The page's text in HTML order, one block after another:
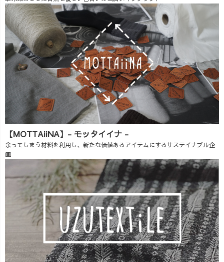
【MOTTAiiNA】- モッタイイナ -
余ってしまう材料を利用し、新たな価値あるアイテムにするサステイナブル企
画